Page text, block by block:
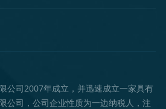
公司2007年成立，并迅速成立一家具有
公司，公司企业性质为一边纳税人，注